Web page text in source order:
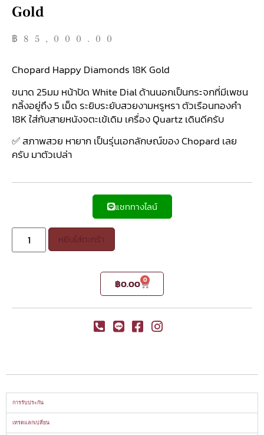
Gold
฿ 85,000.00
Chopard Happy Diamonds 18K Gold
ขนาด 25มม หน้าปัด White Dial ด้านนอกเป็นกระจกที่มีเพชน
กลิ้งอยู่ถึง 5 เม็ด ระยิบระยับสวยงามหรูหรา ตัวเรือนทองคำ
18K ใส่กับสายหนังจตะเข้เดิม เครื่อง Quartz เดินดีครับ
✅ สภาพสวย หายาก เป็นรุ่นเอกลักษณ์ของ Chopard เลย
ครับ มาตัวเปล่า
แชททางไลน์
หยิบใส่ตะกร้า
฿0.00 0
การรับประกัน
เทรดแลกเปลี่ยน